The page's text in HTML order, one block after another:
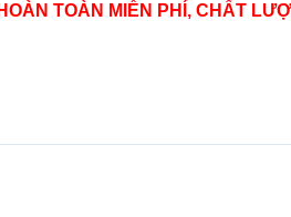
HOÀN TOÀN MIỄN PHÍ, CHẤT